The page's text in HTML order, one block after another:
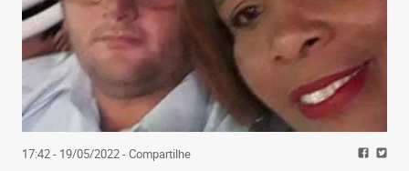
17:42 - 19/05/2022- Compartilhe